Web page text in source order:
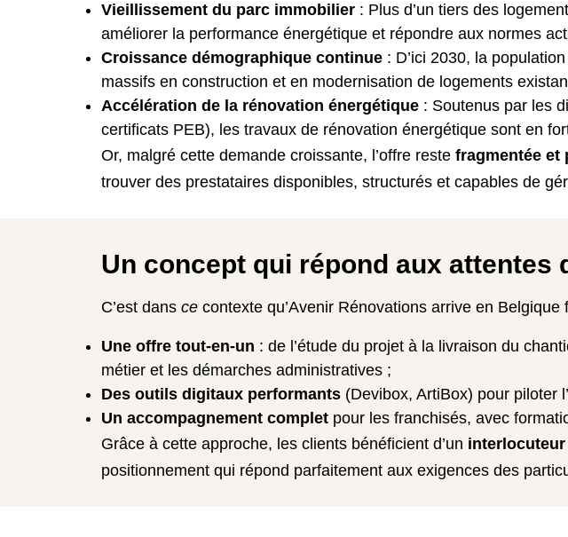
Vieillissement du parc immobilier : Plus d’un tiers des
améliorer la performance énergétique et répondre aux normes
Croissance démographique continue : D’ici 2030, la
massifs en construction et en modernisation de logements
Accélération de la rénovation énergétique : Soutenus par les
certificats PEB), les travaux de rénovation énergétique sont en
Or, malgré cette demande croissante, l’offre reste fragmentée et
trouver des prestataires disponibles, structurés et capables de
Un concept qui répond aux attentes
C’est dans ce contexte qu’Avenir Rénovations arrive en
Une offre tout-en-un : de l’étude du projet à la livraison du
métier et les démarches administratives ;
Des outils digitaux performants (Devibox, ArtiBox) pour piloter
Un accompagnement complet pour les franchisés, avec
Grâce à cette approche, les clients bénéficient d’un
positionnement qui répond parfaitement aux exigences des